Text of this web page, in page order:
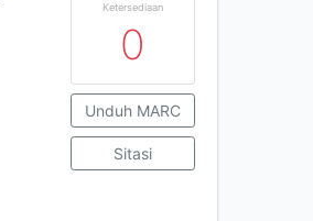
Ketersediaan
0
Unduh MARC
Sitasi